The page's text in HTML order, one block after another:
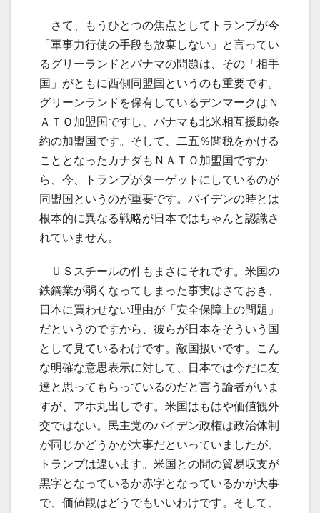
さて、もうひとつの焦点としてトランプが今
「軍事力行使の手段も放棄しない」と言ってい
るグリーランドとパナマの問題は、その「相手
国」がともに西側同盟国というのも重要です。
グリーンランドを保有しているデンマークはＮ
ＡＴＯ加盟国ですし、パナマも北米相互援助条
約の加盟国です。そして、二五％関税をかける
こととなったカナダもＮＡＴＯ加盟国ですか
ら、今、トランプがターゲットにしているのが
同盟国というのが重要です。バイデンの時とは
根本的に異なる戦略が日本ではちゃんと認識さ
れていません。
ＵＳスチールの件もまさにそれです。米国の
鉄鋼業が弱くなってしまった事実はさておき、
日本に買わせない理由が「安全保障上の問題」
だというのですから、彼らが日本をそういう国
として見ているわけです。敵国扱いです。こん
な明確な意思表示に対して、日本では今だに友
達と思ってもらっているのだと言う論者がいま
すが、アホ丸出しです。米国はもはや価値観外
交ではない。民主党のバイデン政権は政治体制
が同じかどうかが大事だといっていましたが、
トランプは違います。米国との間の貿易収支が
黒字となっているか赤字となっているかが大事
で、価値観はどうでもいいわけです。そして、